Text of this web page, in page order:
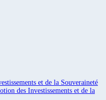
et de la Souveraineté
des Investissements et de la